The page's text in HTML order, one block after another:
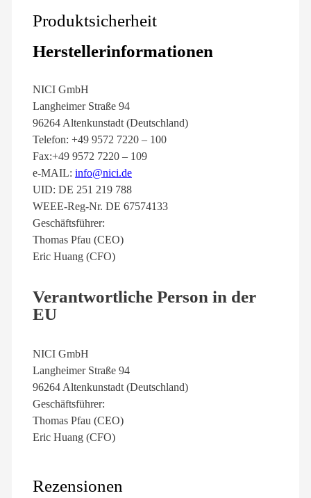
Produktsicherheit
Herstellerinformationen
NICI GmbH
Langheimer Straße 94
96264 Altenkunstadt (Deutschland)
Telefon: +49 9572 7220 – 100
Fax:+49 9572 7220 – 109
e-MAIL: info@nici.de
UID: DE 251 219 788
WEEE-Reg-Nr. DE 67574133
Geschäftsführer:
Thomas Pfau (CEO)
Eric Huang (CFO)
Verantwortliche Person in der
EU
NICI GmbH
Langheimer Straße 94
96264 Altenkunstadt (Deutschland)
Geschäftsführer:
Thomas Pfau (CEO)
Eric Huang (CFO)
Rezensionen